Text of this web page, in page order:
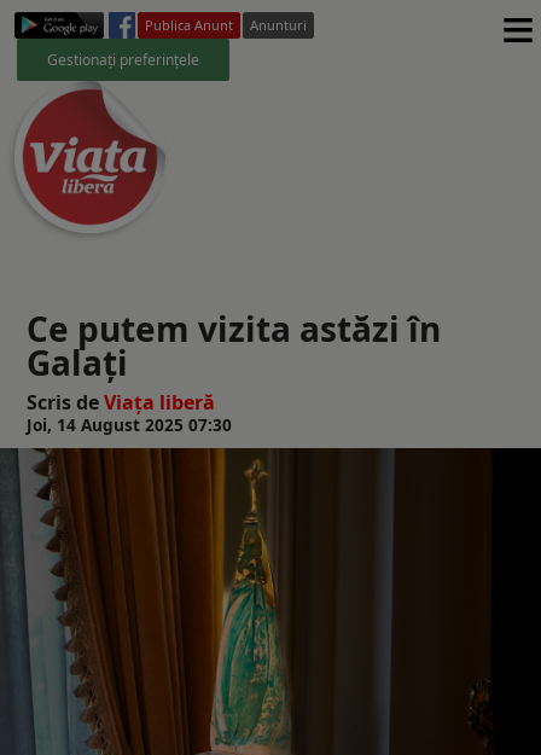
Publica Anunt Anunturi
Gestionați preferințele ≡
Ce putem vizita astăzi în
Galați
Scris deViaţa liberă
Joi, 14 August 2025 07:30